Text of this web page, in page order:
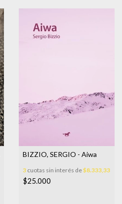
BIZZIO, SERGIO - Aiwa
3 cuotas sin interés de$8.333,33
$25.000